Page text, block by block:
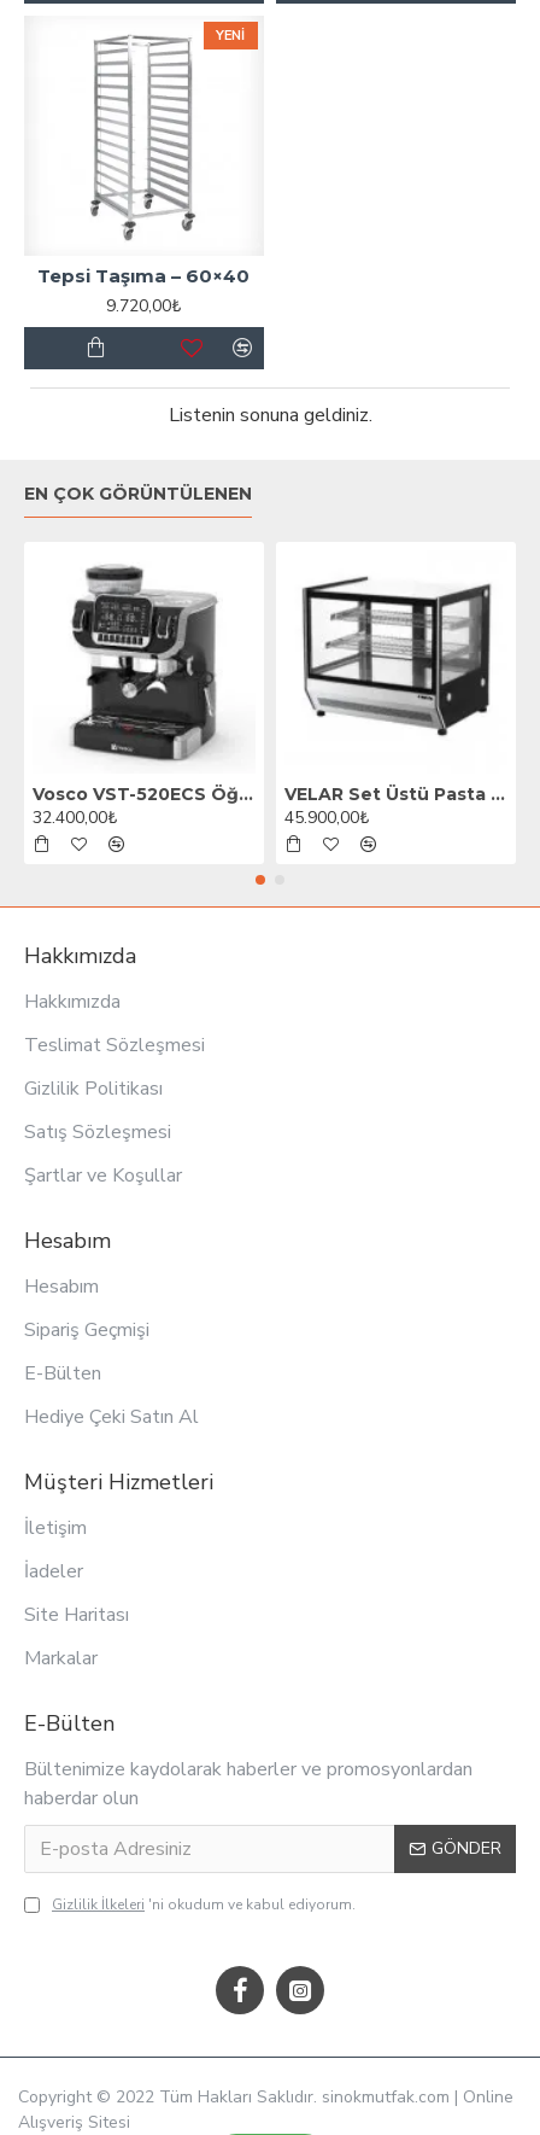
YENI
Tepsi Taşıma – 60×40
9.720,00₺
Listenin sonuna geldiniz.
EN ÇOK GÖRÜNTÜLENEN
Vosco VST-520ECS Öğütücülü Barista Espresso Kahve Makinesi, 1 Gruplu, Siyah
32.400,00₺
VELAR Set Üstü Pasta Teşhir Dolabı, 70 cm
45.900,00₺
Hakkımızda
Hakkımızda
Teslimat Sözleşmesi
Gizlilik Politikası
Satış Sözleşmesi
Şartlar ve Koşullar
Hesabım
Hesabım
Sipariş Geçmişi
E-Bülten
Hediye Çeki Satın Al
Müşteri Hizmetleri
İletişim
İadeler
Site Haritası
Markalar
E-Bülten
Bültenimize kaydolarak haberler ve promosyonlardan
haberdar olun
GÖNDER
Gizlilik İlkeleri 'ni okudum ve kabul ediyorum.
Copyright © 2022 Tüm Hakları Saklıdır. sinokmutfak.com | Online
Alışveriş Sitesi